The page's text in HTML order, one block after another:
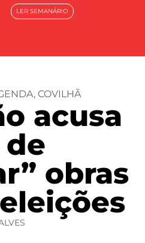
LER SEMANÁRIO
, COVILHÃ
acusa
obras